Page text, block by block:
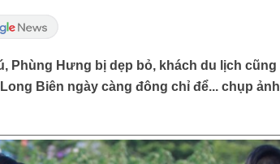
Phùng Hưng bị dẹp bỏ, khách du lịch cũng
Biên ngày càng đông chỉ để... chụp ảnh